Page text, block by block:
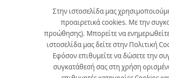
Στην ιστοσελίδα μας
προαιρετικά cookies. Με την
προώθησης). Μπορείτε να
ιστοσελίδα μας δείτε στην Πολιτική
Εφόσον επιθυμείτε να δώσετε την
συγκατάθεσή σας στη χρήση
Προϊόντα
Επικοινωνία
Νέα